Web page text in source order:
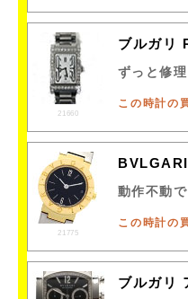
21660
ブルガリ
ずっと修
この時計の
21775
動作不動
この時計の
ブルガリ